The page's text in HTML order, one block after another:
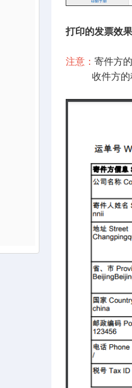
打印的发票效
注意： 寄件方
收件方的税